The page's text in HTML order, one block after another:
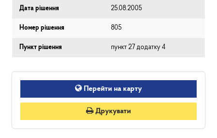
Дата рішення 25.08.2005
Номер рішення 805
Пункт рішення пункт 27 додатку 4
Перейти на карту
Друкувати